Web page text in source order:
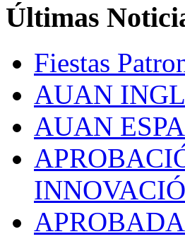
Últimas
Fiestas
AUAN
AUAN